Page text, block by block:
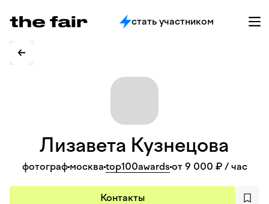
стать участником
Лизавета Кузнецова
фотографмоскваtop100awardsот 9 000 ₽/ час
Контакты